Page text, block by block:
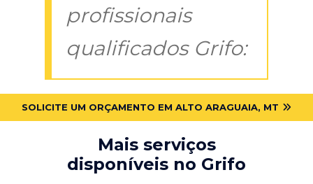
profissionais
qualificados Grifo:
SOLICITE UM ORÇAMENTO EM ALTO ARAGUAIA, MT
Mais serviços
disponíveis no Grifo